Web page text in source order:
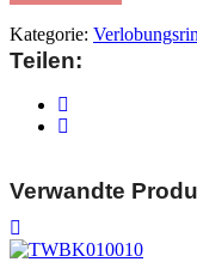
Kategorie:
Teilen:
Verwandte